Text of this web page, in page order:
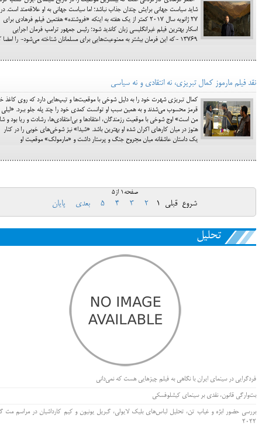
شاید سیاست جهانی برایش چندان جذاب نباشد؛ اما سیاست جهانی به او علاقه‌مند است. در
27 ژانویه سال 2017 کمتر از یک هفته به اینکه «فروشنده» هفتمین فیلم فرهادی برای
اسکار بهترین فیلم غیرانگلیسی زبان کاندید شود؛ رئیس جمهور ترامپ فرمان اجرایی
13769 -که این فرمان بیشتر به ممنوعیت‌هایی برای مسلمانان شناخته می‌شود- را امضا کر
نقد فیلم مارموز کمال تبریزی، نه انتقادی و نه سیاسی
کمال تبریزی شهرت خود را به دلیل شوخی با موقعیت‌ها و تیپ‌هایی دارد که روی کاغذ
قرمز محسوب می‌شدند و به همین سبب او توانست کمدی خود را چند پله جلو ببرد. «لیلی
من است» اوج شوخی با موقعیت رزمندگان، اعتقادها و بی‌اعتقادی‌ها، رشادت و ریا بود و
هنوز در میان کارهای اکران شده او بهترین باشد. «شیدا» نیز شوخی‌های خوبی را در کنار
یک داستان عاشقانه میان مجروح جنگ و پرستار داشت و «مارمولک» موقعیت او
صفحه1 از5
شروع قبلی 1
2
3
4
5 بعدی پایان
تحلیل
فردگرایی در سینمای ایران با نگاهی به فیلم چیزهایی هست که نمی‌دانی
بت‌وارگی قانون، نقدی بر سینمای کیشلوفسکی
بررسی حضور ابژه و غیاب تن، تحلیل لباس‌های بلیک لایولی، گبریل یونیون و کیم کارداشیان در مراسم مت
۲۰۲۲